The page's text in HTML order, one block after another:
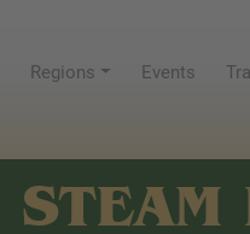
Regions Events
STEAM